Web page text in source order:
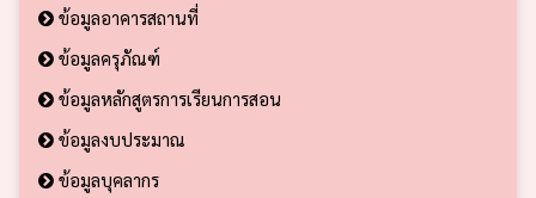
ข้อมูลอาคารสถานที่
ข้อมูลครุภัณฑ์
ข้อมูลหลักสูตรการเรียนการสอน
ข้อมูลงบประมาณ
ข้อมูลบุคลากร